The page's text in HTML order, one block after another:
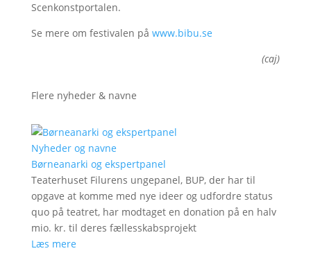
Scenkonstportalen.
Se mere om festivalen på www.bibu.se
(caj)
Flere nyheder & navne
Nyheder og navne
Børneanarki og ekspertpanel
Teaterhuset Filurens ungepanel, BUP, der har til
opgave at komme med nye ideer og udfordre status
quo på teatret, har modtaget en donation på en halv
mio. kr. til deres fællesskabsprojekt
Læs mere